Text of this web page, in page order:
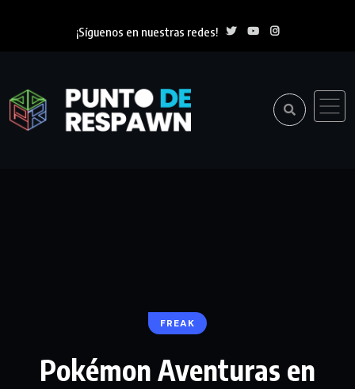
¡Síguenos en nuestras redes!
FREAK
Pokémon Aventuras en